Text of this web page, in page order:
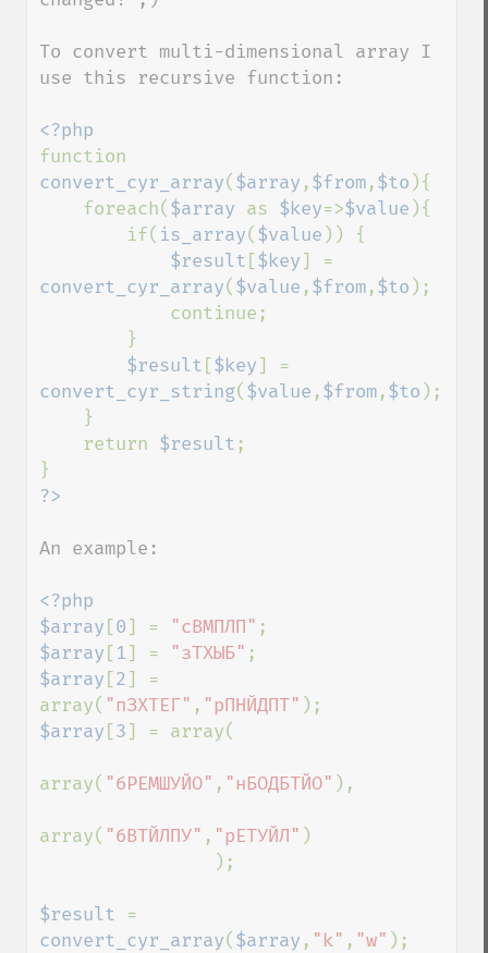
To convert multi-dimensional array I
use this recursive function:
convert_cyr_array( $array ,$from,$to ){
    foreach(
$array as $key=>$value ){
        if(
is_array( $value )) {
$result [$key
convert_cyr_array( $value ,$from,$to );
$result [$key
convert_cyr_string( $value ,$from,$to );
    return
$result ;
An example:
<?php
$array [0] = "сВМПЛП"
$array [1] = "зТХЫБ"
$array [2] =
array( "пЗХТЕГ" , "рПНЙДПТ"
$array [3] = array(
array( "бРЕМШУЙО" , "нБОДБТЙО" ),
array( "бВТЙЛПУ" , "рЕТУЙЛ" )
$result
convert_cyr_array( $array , "k" , "w"